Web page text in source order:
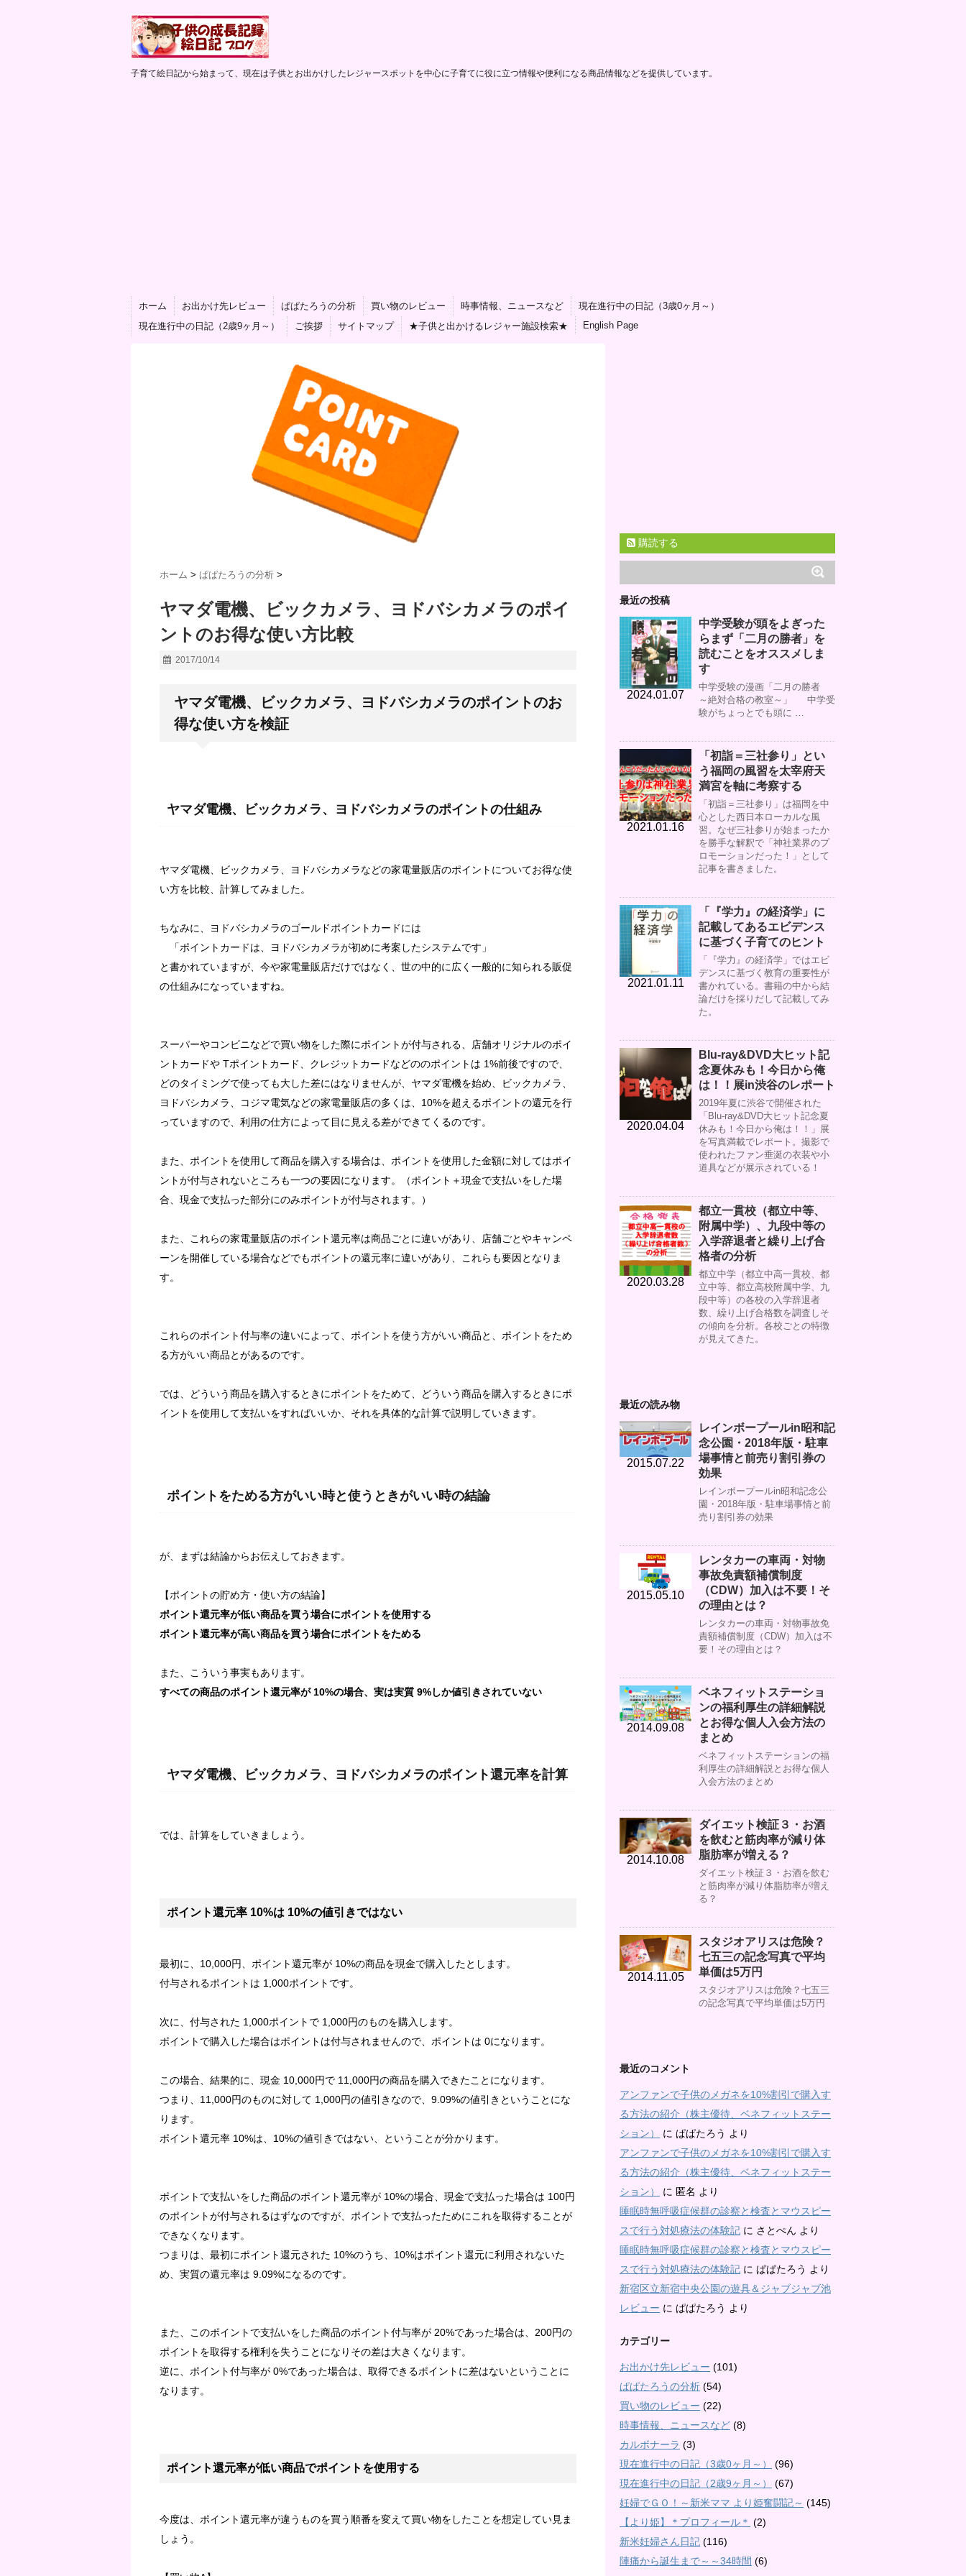
子育て絵日記から始まって、現在は子供とお出かけしたレジャースポットを中心に子育てに役に立つ情報や便利になる商品情報などを提供しています。
ホーム お出かけ先レビュー ぱぱたろうの分析 買い物のレビュー 時事情報、ニュースなど
現在進行中の日記（3歳0ヶ月～）
現在進行中の日記（2歳9ヶ月～）
ご挨拶 サイトマップ ★子供と出かけるレジャー施設検索★ English Page
ホーム > ぱぱたろうの分析 >
ヤマダ電機、ビックカメラ、ヨドバシカメラのポイ
ントのお得な使い方比較
2017/10/14
ヤマダ電機、ビックカメラ、ヨドバシカメラのポイントのお
得な使い方を検証
ヤマダ電機、ビックカメラ、ヨドバシカメラのポイントの仕組み
ヤマダ電機、ビックカメラ、ヨドバシカメラなどの家電量販店のポイントについてお得な使
い方を比較、計算してみました。
ちなみに、ヨドバシカメラのゴールドポイントカードには
「ポイントカードは、ヨドバシカメラが初めに考案したシステムです」
と書かれていますが、今や家電量販店だけではなく、世の中的に広く一般的に知られる販促
の仕組みになっていますね。
スーパーやコンビニなどで買い物をした際にポイントが付与される、店舗オリジナルのポイ
ントカードや Tポイントカード、クレジットカードなどののポイントは 1%前後ですので、
どのタイミングで使っても大した差にはなりませんが、ヤマダ電機を始め、ビックカメラ、
ヨドバシカメラ、コジマ電気などの家電量販店の多くは、10%を超えるポイントの還元を行
っていますので、利用の仕方によって目に見える差ができてくるのです。
また、ポイントを使用して商品を購入する場合は、ポイントを使用した金額に対してはポイ
ントが付与されないところも一つの要因になります。（ポイント＋現金で支払いをした場
合、現金で支払った部分にのみポイントが付与されます。）
また、これらの家電量販店のポイント還元率は商品ごとに違いがあり、店舗ごとやキャンペ
ーンを開催している場合などでもポイントの還元率に違いがあり、これらも要因となりま
す。
これらのポイント付与率の違いによって、ポイントを使う方がいい商品と、ポイントをため
る方がいい商品とがあるのです。
では、どういう商品を購入するときにポイントをためて、どういう商品を購入するときにポ
イントを使用して支払いをすればいいか、それを具体的な計算で説明していきます。
ポイントをためる方がいい時と使うときがいい時の結論
が、まずは結論からお伝えしておきます。
【ポイントの貯め方・使い方の結論】
ポイント還元率が低い商品を買う場合にポイントを使用する
ポイント還元率が高い商品を買う場合にポイントをためる
また、こういう事実もあります。
すべての商品のポイント還元率が 10%の場合、実は実質 9%しか値引きされていない
ヤマダ電機、ビックカメラ、ヨドバシカメラのポイント還元率を計算
では、計算をしていきましょう。
ポイント還元率 10%は 10%の値引きではない
最初に、10,000円、ポイント還元率が 10%の商品を現金で購入したとします。
付与されるポイントは 1,000ポイントです。
次に、付与された 1,000ポイントで 1,000円のものを購入します。
ポイントで購入した場合はポイントは付与されませんので、ポイントは 0になります。
この場合、結果的に、現金 10,000円で 11,000円の商品を購入できたことになります。
つまり、11,000円のものに対して 1,000円の値引きなので、9.09%の値引きということにな
ります。
ポイント還元率 10%は、10%の値引きではない、ということが分かります。
ポイントで支払いをした商品のポイント還元率が 10%の場合、現金で支払った場合は 100円
のポイントが付与されるはずなのですが、ポイントで支払ったためにこれを取得することが
できなくなります。
つまりは、最初にポイント還元された 10%のうち、10%はポイント還元に利用されないた
め、実質の還元率は 9.09%になるのです。
また、このポイントで支払いをした商品のポイント付与率が 20%であった場合は、200円の
ポイントを取得する権利を失うことになりその差は大きくなります。
逆に、ポイント付与率が 0%であった場合は、取得できるポイントに差はないということに
なります。
ポイント還元率が低い商品でポイントを使用する
今度は、ポイント還元率が違うものを買う順番を変えて買い物をしたことを想定してい見ま
しょう。
購読する
最近の投稿
2024.01.07
中学受験が頭をよぎった
らまず「二月の勝者」を
読むことをオススメしま
す
中学受験の漫画「二月の勝者
～絶対合格の教室～」 中学受
験がちょっとでも頭に …
2021.01.16
「初詣＝三社参り」とい
う福岡の風習を太宰府天
満宮を軸に考察する
「初詣＝三社参り」は福岡を中
心とした西日本ローカルな風
習。なぜ三社参りが始まったか
を勝手な解釈で「神社業界のプ
ロモーションだった！」として
記事を書きました。
2021.01.11
「『学力』の経済学」に
記載してあるエビデンス
に基づく子育てのヒント
「『学力』の経済学」ではエビ
デンスに基づく教育の重要性が
書かれている。書籍の中から結
論だけを採りだして記載してみ
た。
2020.04.04
Blu-ray&DVD大ヒット記
念夏休みも！今日から俺
は！！展in渋谷のレポート
2019年夏に渋谷で開催された
「Blu-ray&DVD大ヒット記念夏
休みも！今日から俺は！！」展
を写真満載でレポート。撮影で
使われたファン垂涎の衣装や小
道具などが展示されている！
2020.03.28
都立一貫校（都立中等、
附属中学）、九段中等の
入学辞退者と繰り上げ合
格者の分析
都立中学（都立中高一貫校、都
立中等、都立高校附属中学、九
段中等）の各校の入学辞退者
数、繰り上げ合格数を調査しそ
の傾向を分析。各校ごとの特徴
が見えてきた。
最近の読み物
2015.07.22
レインボープールin昭和記
念公園・2018年版・駐車
場事情と前売り割引券の
効果
レインボープールin昭和記念公
園・2018年版・駐車場事情と前
売り割引券の効果
2015.05.10
レンタカーの車両・対物
事故免責額補償制度
（CDW）加入は不要！そ
の理由とは？
レンタカーの車両・対物事故免
責額補償制度（CDW）加入は不
要！その理由とは？
2014.09.08
ベネフィットステーショ
ンの福利厚生の詳細解説
とお得な個人入会方法の
まとめ
ベネフィットステーションの福
利厚生の詳細解説とお得な個人
入会方法のまとめ
2014.10.08
ダイエット検証３・お酒
を飲むと筋肉率が減り体
脂肪率が増える？
ダイエット検証３・お酒を飲む
と筋肉率が減り体脂肪率が増え
る？
2014.11.05
スタジオアリスは危険？
七五三の記念写真で平均
単価は5万円
スタジオアリスは危険？七五三
の記念写真で平均単価は5万円
最近のコメント
アンファンで子供のメガネを10%割引で購入す
る方法の紹介（株主優待、ベネフィットステー
ション）
に ぱぱたろう より
アンファンで子供のメガネを10%割引で購入す
る方法の紹介（株主優待、ベネフィットステー
ション）
に 匿名 より
睡眠時無呼吸症候群の診察と検査とマウスピー
スで行う対処療法の体験記 に さとぺん より
睡眠時無呼吸症候群の診察と検査とマウスピー
スで行う対処療法の体験記 に ぱぱたろう より
新宿区立新宿中央公園の遊具＆ジャブジャブ池
レビュー に ぱぱたろう より
カテゴリー
お出かけ先レビュー (101)
ぱぱたろうの分析 (54)
買い物のレビュー (22)
時事情報、ニュースなど (8)
カルボナーラ (3)
現在進行中の日記（3歳0ヶ月～）
(96)
現在進行中の日記（2歳9ヶ月～）
(67)
妊婦でＧＯ！～新米ママ より姫奮闘記～ (145)
【より姫】＊プロフィール＊ (2)
新米妊婦さん日記 (116)
陣痛から誕生まで～～34時間 (6)